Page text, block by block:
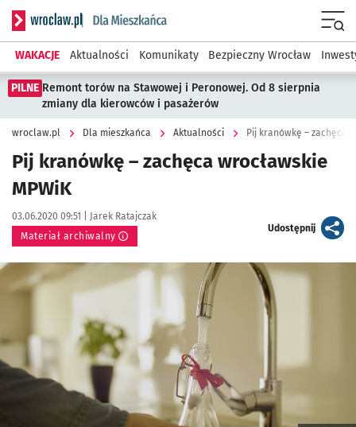
Serwis informacyjny wroclaw.pl podserwis: Dla mieszkańca
WAKACJE Aktualności Komunikaty Bezpieczny Wrocław
PILNE Remont torów na Stawowej i Peronowej. Od 8 sierpnia
zmiany dla kierowców i pasażerów
wroclaw.pl Dla mieszkańca Aktualności Pij kranówkę – zachęca
Pij kranówkę – zachęca wrocławskie
MPWiK
Data publikacji:
03.06.2020 09:51 | Autor:
Jarek Ratajczak
Materiał archiwalny
Udostępnijartykuł
Kliknij, aby powiększyć